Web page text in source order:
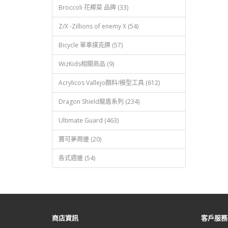
Broccoli 花椰菜 品牌 (33)
Z/X -Zillions of enemy X (54)
Bicycle 單車撲克牌 (57)
WizKids相關商品 (9)
Acrylicos Vallejo顏料/模型工具 (612)
Dragon Shield龍盾系列 (234)
Ultimate Guard (463)
寶可夢周邊 (20)
各式週邊 (54)
商店資訊 客戶服務